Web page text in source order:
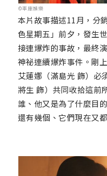
©車庫娛樂
本片故事描述11月，分
色星期五」前夕，發生
接連爆炸的事故，最終
神祕連續爆炸事件。剛
艾蓮娜（滿島光 飾）必
將生 飾）共同收拾這前
誰、他又是為了什麼目
還有幾個、它們現在又